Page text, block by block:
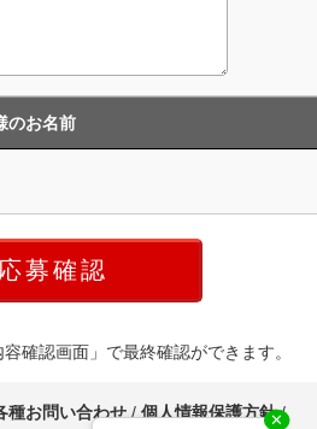
のお名前
確認画面」で最終確認ができます。
種お問い合わせ / 個人情報保護方針/
✕